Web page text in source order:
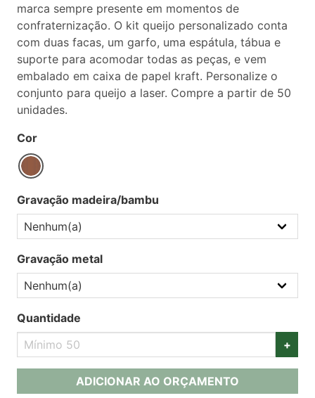
marca sempre presente em momentos de
confraternização. O kit queijo personalizado conta
com duas facas, um garfo, uma espátula, tábua e
suporte para acomodar todas as peças, e vem
embalado em caixa de papel kraft. Personalize o
conjunto para queijo a laser. Compre a partir de 50
unidades.
Cor
Gravação madeira/bambu
Gravação metal
Quantidade
+
ADICIONAR AO ORÇAMENTO